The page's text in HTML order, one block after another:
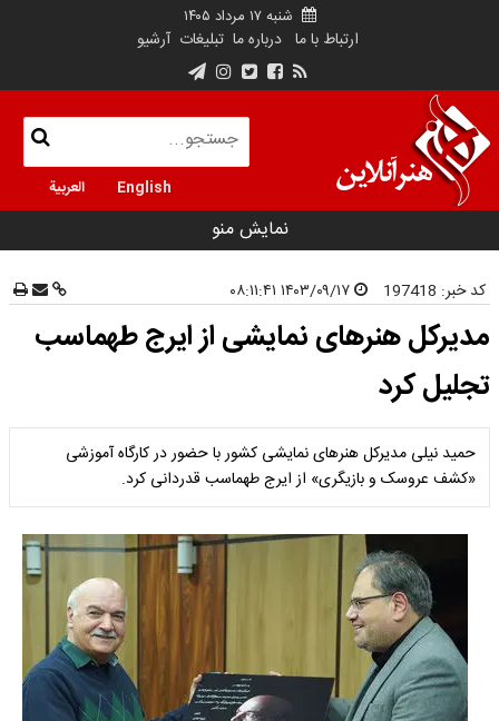
شنبه ۱۷ مرداد ۱۴۰۵
ارتباط با ما درباره ما تبلیغات آرشیو
English العربية
نمایش منو
کد خبر: 197418
مدیرکل هنرهای نمایشی از ایرج طهماسب
تجلیل کرد
حمید نیلی مدیرکل هنرهای نمایشی کشور با حضور در کارگاه آموزشی
«کشف عروسک و بازیگری» از ایرج طهماسب قدردانی کرد.